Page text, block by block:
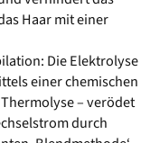
Haar mit einer
Die Elektrolyse
einer chemischen
– verödet
durch